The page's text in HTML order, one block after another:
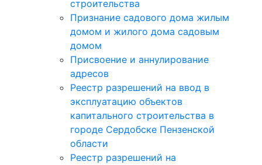
строительства
Признание садового дома жилым
домом и жилого дома садовым
домом
Присвоение и аннулирование
адресов
Реестр разрешений на ввод в
эксплуатацию объектов
капитального строительства в
городе Сердобске Пензенской
области
Реестр разрешений на